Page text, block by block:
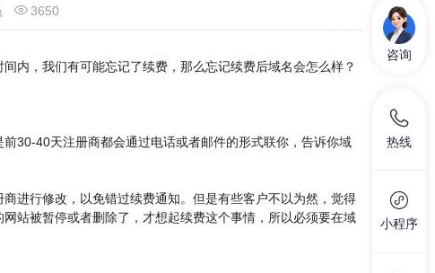
3650
，我们有可能忘记了续费，那么忘记续费后域名会怎么样？
40天注册商都会通过电话或者邮件的形式联你，告诉你域
行修改，以免错过续费通知。但是有些客户不以为然，觉得
站被暂停或者删除了，才想起续费这个事情，所以必须要在域
咨询
热线
小程序